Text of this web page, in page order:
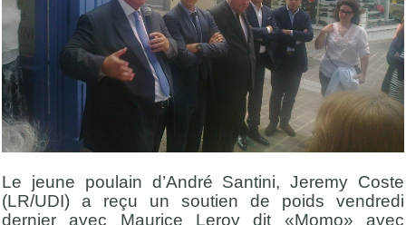
Le jeune poulain d’André Santini, Jeremy Coste
(LR/UDI) a reçu un soutien de poids vendredi
dernier avec Maurice Leroy dit «Momo» avec